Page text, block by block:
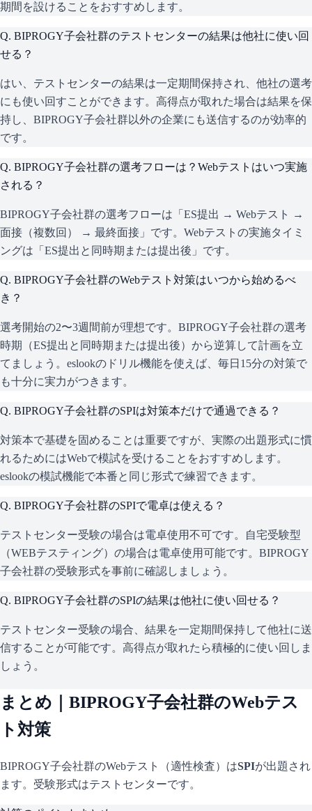
期間を設けることをおすすめします。
Q. BIPROGY子会社群のテストセンターの結果は他社に使い回
せる？
はい、テストセンターの結果は一定期間保持され、他社の選考
にも使い回すことができます。高得点が取れた場合は結果を保
持し、BIPROGY子会社群以外の企業にも送信するのが効率的
です。
Q. BIPROGY子会社群の選考フローは？Webテストはいつ実施
される？
BIPROGY子会社群の選考フローは「ES提出 → Webテスト →
面接（複数回） → 最終面接」です。Webテストの実施タイミ
ングは「ES提出と同時期または提出後」です。
Q. BIPROGY子会社群のWebテスト対策はいつから始めるべ
き？
選考開始の2〜3週間前が理想です。BIPROGY子会社群の選考
時期（ES提出と同時期または提出後）から逆算して計画を立
てましょう。eslookのドリル機能を使えば、毎日15分の対策で
も十分に実力がつきます。
Q. BIPROGY子会社群のSPIは対策本だけで通過できる？
対策本で基礎を固めることは重要ですが、実際の出題形式に慣
れるためにはWebで模試を受けることをおすすめします。
eslookの模試機能で本番と同じ形式で練習できます。
Q. BIPROGY子会社群のSPIで電卓は使える？
テストセンター受験の場合は電卓使用不可です。自宅受験型
（WEBテスティング）の場合は電卓使用可能です。BIPROGY
子会社群の受験形式を事前に確認しましょう。
Q. BIPROGY子会社群のSPIの結果は他社に使い回せる？
テストセンター受験の場合、結果を一定期間保持して他社に送
信することが可能です。高得点が取れたら積極的に使い回しま
しょう。
まとめ｜ BIPROGY子会社群のWebテス
ト対策
BIPROGY子会社群のWebテスト（適性検査）はSPIが出題され
ます。 受験形式はテストセンターです。